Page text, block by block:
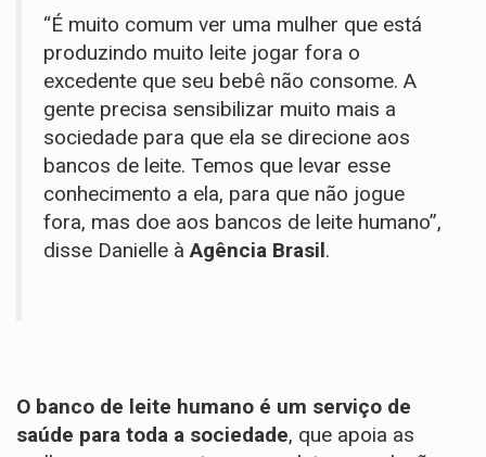
“É muito comum ver uma mulher que está
produzindo muito leite jogar fora o
excedente que seu bebê não consome. A
gente precisa sensibilizar muito mais a
sociedade para que ela se direcione aos
bancos de leite. Temos que levar esse
conhecimento a ela, para que não jogue
fora, mas doe aos bancos de leite humano”,
disse Danielle àAgência Brasil.
O banco de leite humano é um serviço de
saúde para toda a sociedade, que apoia as